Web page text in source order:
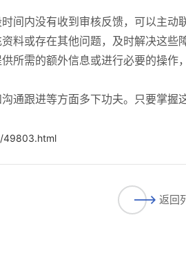
间内没有收到审核反馈，可以主动
料或存在其他问题，及时解决这些
所需的额外信息或进行必要的操作，
通跟进等方面多下功夫。只要掌握
49803.html
返回